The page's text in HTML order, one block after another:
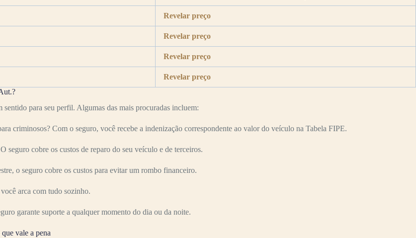
Revelar preço
Revelar preço
Revelar preço
Revelar preço
para seu perfil. Algumas das mais procuradas incluem:
criminosos? Com o seguro, você recebe a indenização correspondente ao valor do veículo na Tabela FIPE.
seguro cobre os custos de reparo do seu veículo e de terceiros.
o seguro cobre os custos para evitar um rombo financeiro.
arca com tudo sozinho.
garante suporte a qualquer momento do dia ou da noite.
vale a pena